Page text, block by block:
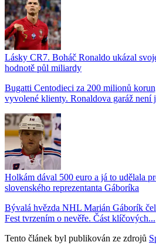
Lásky CR7. Boháč Ronaldo ukázal
hodnotě půl miliardy
Bugatti Centodieci za 200 milionů
vyvolené klienty. Ronaldova garáž není
Holkám dával 500 euro a já to udělala
slovenského reprezentanta Gáboríka
Bývalá hvězda NHL Marián Gáborík
Fest tvrzením o nevěře. Část klíčových...
Tento článek byl publikován ze zdrojů